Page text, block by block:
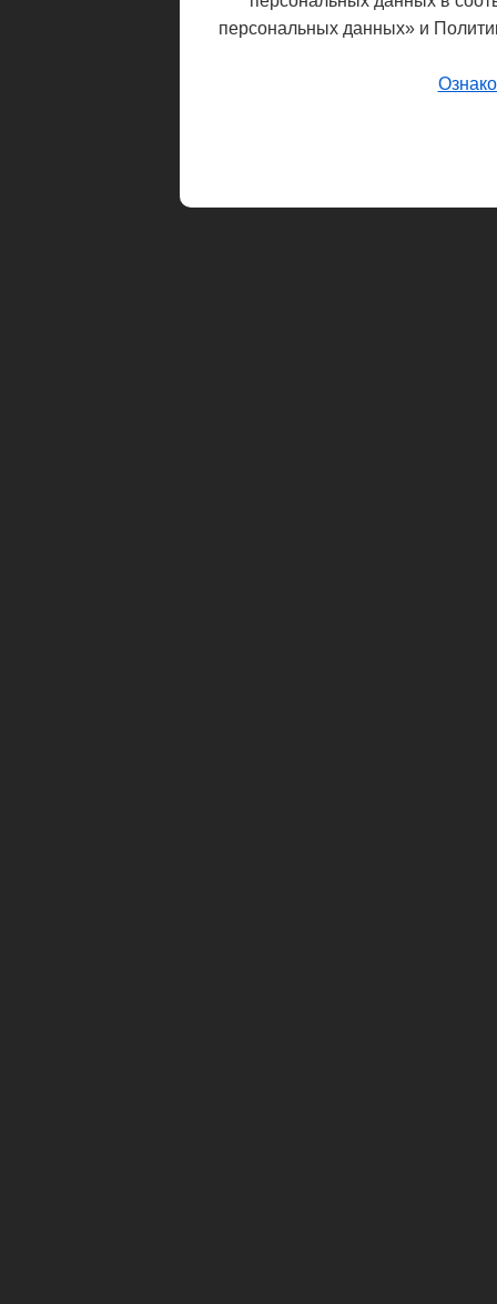
персональных данных» и